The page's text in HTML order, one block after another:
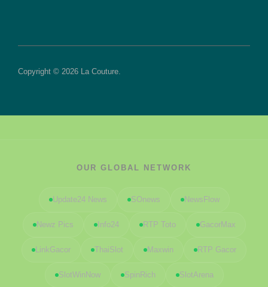
Copyright © 2026 La Couture.
OUR GLOBAL NETWORK
Update24 News SOnews NewsFlow
Newz Pics Info24 RTP Toto GacorMax
LinkGacor ThaiSlot Maxwin RTP Gacor
SlotWinNow SpinRich SlotArena